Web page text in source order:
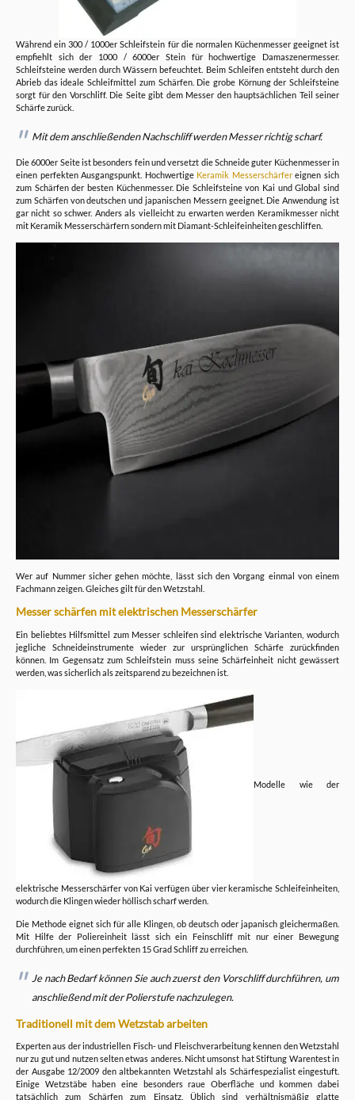
Während ein 300 / 1000er Schleifstein für die normalen Küchenmesser geeignet ist
empfiehlt sich der 1000 / 6000er Stein für hochwertige Damaszenermesser.
Schleifsteine werden durch Wässern befeuchtet. Beim Schleifen entsteht durch den
Abrieb das ideale Schleifmittel zum Schärfen. Die grobe Körnung der Schleifsteine
sorgt für den Vorschliff. Die Seite gibt dem Messer den hauptsächlichen Teil seiner
Schärfe zurück.
Mit dem anschließenden Nachschliff werden Messer richtig scharf.
Die 6000er Seite ist besonders fein und versetzt die Schneide guter Küchenmesser in
einen perfekten Ausgangspunkt. Hochwertige Keramik Messerschärfereignen sich
zum Schärfen der besten Küchenmesser. Die Schleifsteine von Kai und Global sind
zum Schärfen von deutschen und japanischen Messern geeignet. Die Anwendung ist
gar nicht so schwer. Anders als vielleicht zu erwarten werden Keramikmesser nicht
mit Keramik Messerschärfern sondern mit Diamant-Schleifeinheiten geschliffen.
Wer auf Nummer sicher gehen möchte, lässt sich den Vorgang einmal von einem
Fachmann zeigen. Gleiches gilt für den Wetzstahl.
Messer schärfen mit elektrischen Messerschärfer
Ein beliebtes Hilfsmittel zum Messer schleifen sind elektrische Varianten, wodurch
jegliche Schneideinstrumente wieder zur ursprünglichen Schärfe zurückfinden
können. Im Gegensatz zum Schleifstein muss seine Schärfeinheit nicht gewässert
werden, was sicherlich als zeitsparend zu bezeichnen ist.
Modelle wie der
elektrische Messerschärfer von Kai verfügen über vier keramische Schleifeinheiten,
wodurch die Klingen wieder höllisch scharf werden.
Die Methode eignet sich für alle Klingen, ob deutsch oder japanisch gleichermaßen.
Mit Hilfe der Poliereinheit lässt sich ein Feinschliff mit nur einer Bewegung
durchführen, um einen perfekten 15 Grad Schliff zu erreichen.
Je nach Bedarf können Sie auch zuerst den Vorschliff durchführen, um
anschließend mit der Polierstufe nachzulegen.
Traditionell mit dem Wetzstab arbeiten
Experten aus der industriellen Fisch- und Fleischverarbeitung kennen den Wetzstahl
nur zu gut und nutzen selten etwas anderes. Nicht umsonst hat Stiftung Warentest in
der Ausgabe 12/2009 den altbekannten Wetzstahl als Schärfespezialist eingestuft.
Einige Wetzstäbe haben eine besonders raue Oberfläche und kommen dabei
tatsächlich zum Schärfen zum Einsatz. Üblich sind verhältnismäßig glatte